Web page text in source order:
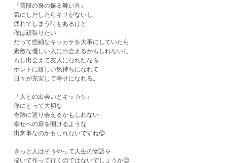
『普段の身の振る舞い方』
気にしだしたらキリがないし
疲れてしまう時もあるけど
僕は頑張りたい
だって些細なキッカケを大事にしていたら
素敵な優しい人に出会えるかもしれないし
もし出会えて友人になれたなら
ホントに嬉しい気持ちになれて
日々が充実して幸せになれる。
『人との出会いとキッカケ』
僕にとって大切な
奇跡に巡り会えるかもしれない
幸せへの扉を開けるような
出来事なのかもしれないですね😊
きっと人はそうやって人生の物語を
描いて作って行くのではないでしょうか😊